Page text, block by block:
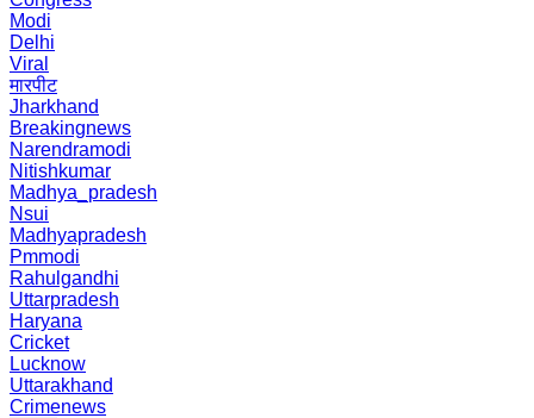
Modi
Delhi
Viral
मारपीट
Jharkhand
Breakingnews
Narendramodi
Nitishkumar
Madhya_pradesh
Nsui
Madhyapradesh
Pmmodi
Rahulgandhi
Uttarpradesh
Haryana
Cricket
Lucknow
Uttarakhand
Crimenews